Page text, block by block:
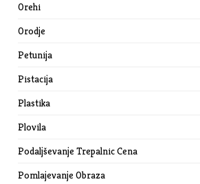
Orehi
Orodje
Petunija
Pistacija
Plastika
Plovila
Podaljševanje Trepalnic Cena
Pomlajevanje Obraza